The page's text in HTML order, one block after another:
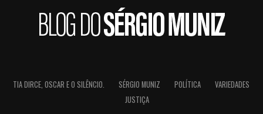
TIA DIRCE, OSCAR E O SILÊNCIO. SÉRGIO MUNIZ POLÍTICA
VARIEDADES
JUSTIÇA